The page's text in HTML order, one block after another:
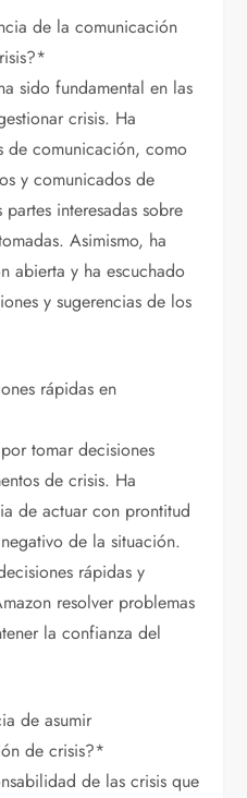
de la comunicación
sido fundamental en las
crisis. Ha
de comunicación, como
y comunicados de
interesadas sobre
Asimismo, ha
abierta y ha escuchado
y sugerencias de los
rápidas en
tomar decisiones
de crisis. Ha
de actuar con prontitud
de la situación.
rápidas y
resolver problemas
la confianza del
de asumir
de crisis?*
de las crisis que